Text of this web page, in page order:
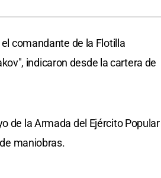
comandante de la Flotilla
indicaron desde la cartera de
de la Armada del Ejército Popular
maniobras.